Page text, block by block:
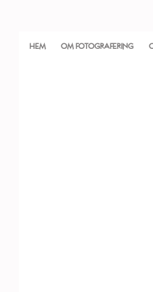
HEM OM FOTOGRAFERING